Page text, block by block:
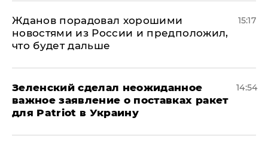
Жданов порадовал хорошими
новостями из России и предположил,
что будет дальше
15:17
Зеленский сделал неожиданное
важное заявление о поставках ракет
для Patriot в Украину
14:54